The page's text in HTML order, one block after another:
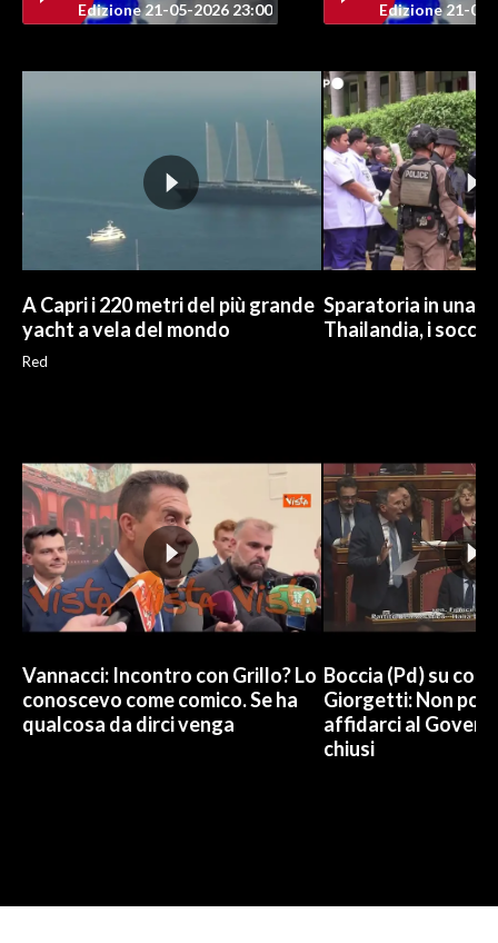
Edizione 21-05-2026 23:00 Edizione 21-05-
A Capri i 220 metri del più grande
yacht a vela del mondo
Red
Sparatoria in una
Thailandia, i
Vannacci: Incontro con Grillo? Lo
conoscevo come comico. Se ha
qualcosa da dirci venga
Boccia (Pd) su
Giorgetti: Non
affidarci al
chiusi